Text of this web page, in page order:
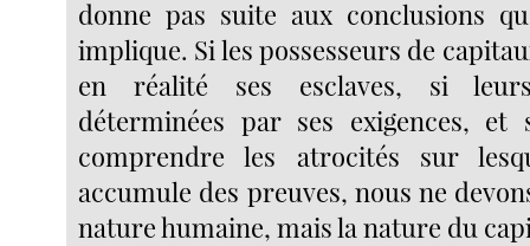
donne pas suite aux conclusions
implique. Si les possesseurs de
en réalité ses esclaves, si
déterminées par ses exigences, et
comprendre les atrocités sur
accumule des preuves, nous ne
nature humaine, mais la nature du